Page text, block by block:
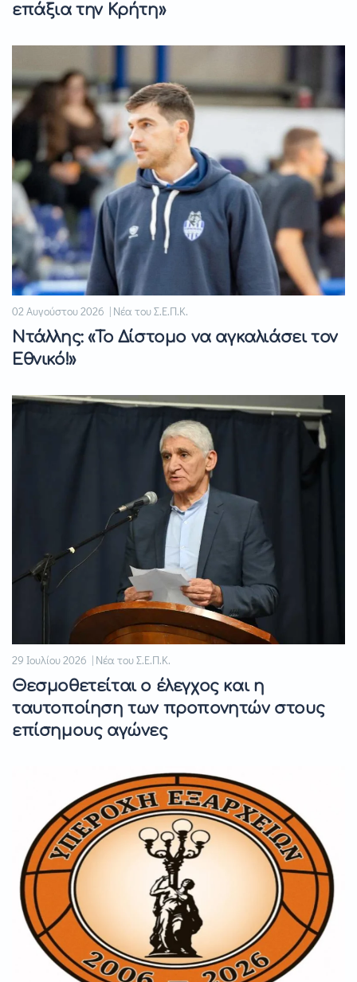
επάξια την Κρήτη»
02 Αυγούστου 2026 | Νέα του Σ.Ε.Π.Κ.
Ντάλλης: «Το Δίστομο να αγκαλιάσει τον
Εθνικό!»
29 Ιουλίου 2026 | Νέα του Σ.Ε.Π.Κ.
Θεσμοθετείται ο έλεγχος και η
ταυτοποίηση των προπονητών στους
επίσημους αγώνες